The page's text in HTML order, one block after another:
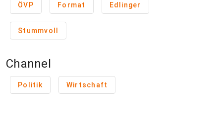
ÖVP Format Edlinger
Stummvoll
Channel
Politik Wirtschaft